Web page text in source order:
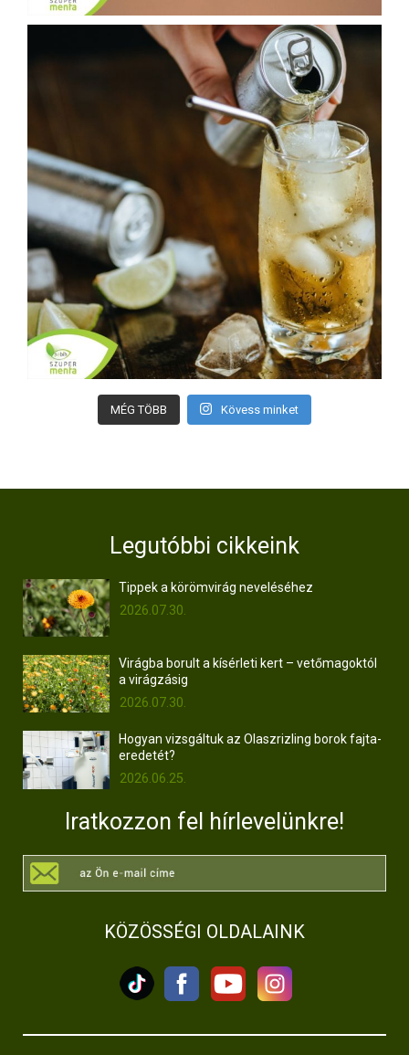
MÉG TÖBB Kövess minket
Legutóbbi cikkeink
Tippek a körömvirág neveléséhez
2026.07.30.
Virágba borult a kísérleti kert – vetőmagoktól
a virágzásig
2026.07.30.
Hogyan vizsgáltuk az Olaszrizling borok fajta-
eredetét?
2026.06.25.
Iratkozzon fel hírlevelünkre!
KÖZÖSSÉGI OLDALAINK